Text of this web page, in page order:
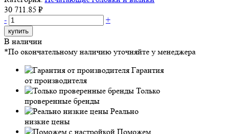
30 711.85 ₽
-
+
купить
В наличии
*По окончательному наличию уточняйте у менеджера
Гарантия
от производителя
Только
проверенные бренды
Реально
низкие цены
Поможем